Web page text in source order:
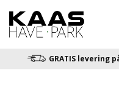
GRATIS levering